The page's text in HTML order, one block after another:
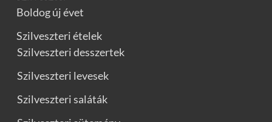
Boldog új évet
Szilveszteri ételek
Szilveszteri desszertek
Szilveszteri levesek
Szilveszteri saláták